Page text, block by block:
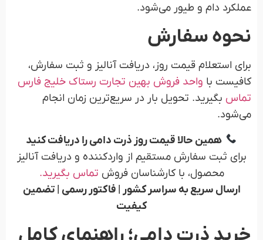
عملکرد دام و طیور می‌شود.
نحوه سفارش
برای استعلام قیمت روز، دریافت آنالیز و ثبت سفارش،
کافیست با واحد فروش بهین تجارت رستاک خلیج فارس
تماس بگیرید. تحویل بار در سریع‌ترین زمان انجام
می‌شود.
همین حالا قیمت روز ذرت دامی را دریافت کنید
برای ثبت سفارش مستقیم از واردکننده و دریافت آنالیز
محصول، با کارشناسان فروش تماس بگیرید.
ارسال سریع به سراسر کشور | فاکتور رسمی | تضمین
کیفیت